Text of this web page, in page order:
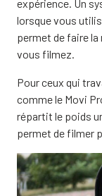
expérience. Un
lorsque vous
permet de faire
vous filmez.
Pour ceux qui
comme le Movi
répartit le poids
permet de filmer